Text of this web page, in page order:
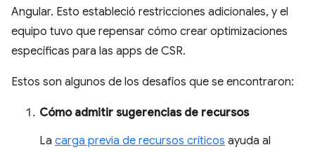
Angular. Esto estableció restricciones adicionales, y el
equipo tuvo que repensar cómo crear optimizaciones
específicas para las apps de CSR.
Estos son algunos de los desafíos que se encontraron:
Cómo admitir sugerencias de recursos
La carga previa de recursos críticos ayuda al